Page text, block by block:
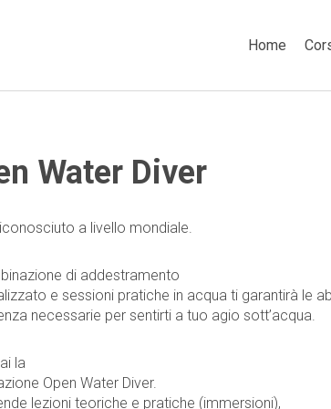
Home
Water Diver
a livello mondiale.
di addestramento
e sessioni pratiche in acqua ti garantirà le
necessarie per sentirti a tuo agio sott’acqua.
la
Open Water Diver.
lezioni teoriche e pratiche (immersioni),